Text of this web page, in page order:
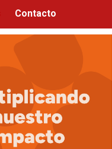
Contacto